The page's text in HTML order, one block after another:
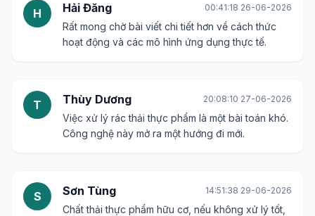
H Hải Đăng 00:41:18 26-06-2026
Rất mong chờ bài viết chi tiết hơn về cách thức
hoạt động và các mô hình ứng dụng thực tế.
T Thùy Dương 20:08:10 27-06-2026
Việc xử lý rác thải thực phẩm là một bài toán khó.
Công nghệ này mở ra một hướng đi mới.
S Sơn Tùng 14:51:38 29-06-2026
Chất thải thực phẩm hữu cơ, nếu không xử lý tốt,